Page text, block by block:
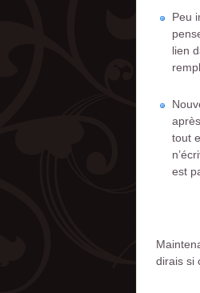
Peu
lien
tout
est
dirais si